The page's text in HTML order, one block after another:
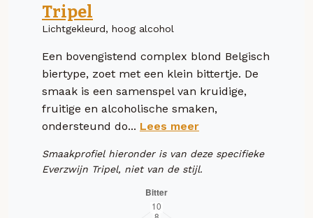
Tripel
Lichtgekleurd, hoog alcohol
Een bovengistend complex blond Belgisch
biertype, zoet met een klein bittertje. De
smaak is een samenspel van kruidige,
fruitige en alcoholische smaken,
ondersteund do... Lees meer
Smaakprofiel hieronder is van deze specifieke
Everzwijn Tripel, niet van de stijl.